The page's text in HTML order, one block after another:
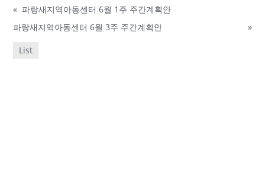
« 파랑새지역아동센터 6월 1주 주간계획안
파랑새지역아동센터 6월 3주 주간계획안
»
List